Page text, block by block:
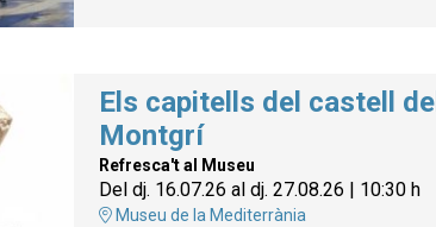
Els capitells del castell del
Montgrí
Refresca't al Museu
Del dj. 16.07.26 al dj. 27.08.26 10:30 h
Museu de la Mediterrània